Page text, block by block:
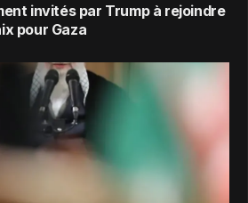
invités par Trump à rejoindre
pour Gaza